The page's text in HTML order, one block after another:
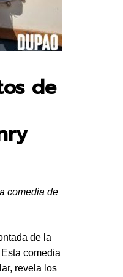
de
comedia de
de la
Esta comedia
revela los